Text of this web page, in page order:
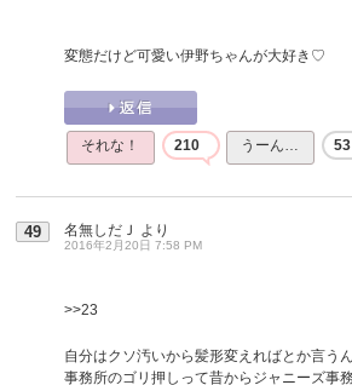
変態だけど可愛い伊野ちゃんが大好き♡
それな！ 210 うーん… 53
49 名無しだＪ より
2016年2月20日 7:58 PM
>>23
自分はクソ汚いから髪形変えればとか言う
事務所のゴリ押しって昔からジャニーズ事